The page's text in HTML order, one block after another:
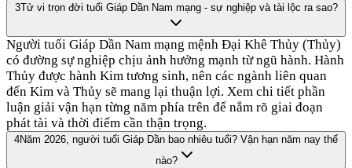
3Tử vi trọn đời tuổi Giáp Dần Nam mạng - sự nghiệp và tài lộc ra sao?
Người tuổi Giáp Dần Nam mạng mệnh Đại Khê Thủy (Thủy)
có đường sự nghiệp chịu ảnh hưởng mạnh từ ngũ hành. Hành
Thủy được hành Kim tương sinh, nên các ngành liên quan
đến Kim và Thủy sẽ mang lại thuận lợi. Xem chi tiết phần
luận giải vận hạn từng năm phía trên để nắm rõ giai đoạn
phát tài và thời điểm cần thận trọng.
4Năm 2026, người tuổi Giáp Dần bao nhiêu tuổi? Vận hạn năm nay thế
nào?